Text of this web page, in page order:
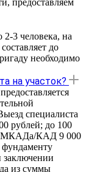
предоставляем
2-3 человека, на
до
необходимо
на участок?
специалиста
рублей; до 100
МКАДа/КАД 9 000
фундаменту
из суммы